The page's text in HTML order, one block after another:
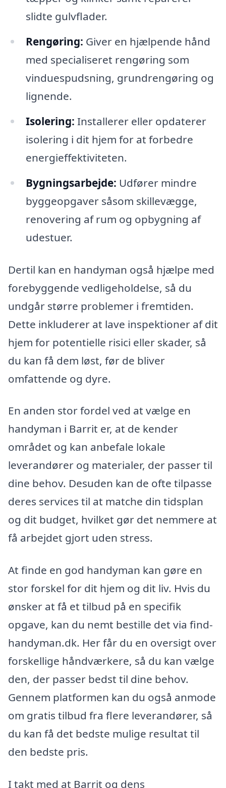
slidte gulvflader.
Rengøring: Giver en hjælpende hånd
med specialiseret rengøring som
vinduespudsning, grundrengøring og
lignende.
Isolering: Installerer eller opdaterer
isolering i dit hjem for at forbedre
energieffektiviteten.
Bygningsarbejde: Udfører mindre
byggeopgaver såsom skillevægge,
renovering af rum og opbygning af
udestuer.
Dertil kan en handyman også hjælpe med
forebyggende vedligeholdelse, så du
undgår større problemer i fremtiden.
Dette inkluderer at lave inspektioner af dit
hjem for potentielle risici eller skader, så
du kan få dem løst, før de bliver
omfattende og dyre.
En anden stor fordel ved at vælge en
handyman i Barrit er, at de kender
området og kan anbefale lokale
leverandører og materialer, der passer til
dine behov. Desuden kan de ofte tilpasse
deres services til at matche din tidsplan
og dit budget, hvilket gør det nemmere at
få arbejdet gjort uden stress.
At finde en god handyman kan gøre en
stor forskel for dit hjem og dit liv. Hvis du
ønsker at få et tilbud på en specifik
opgave, kan du nemt bestille det via find-
handyman.dk. Her får du en oversigt over
forskellige håndværkere, så du kan vælge
den, der passer bedst til dine behov.
Gennem platformen kan du også anmode
om gratis tilbud fra flere leverandører, så
du kan få det bedste mulige resultat til
den bedste pris.
I takt med at Barrit og dens